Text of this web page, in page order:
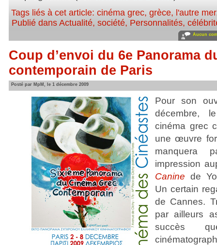
Tags liés à cet article: cinéma grec, grèce, l'autre mer
Publié dansActualité, société, Personnalités,
Aucun
Coup d’envoi du 6e Panorama
contemporain de Paris
Posté par MpM, le 1 décembre 2009
Pour son
décembre,
cinéma grec
une œuvre
manquera
impression
Canine de
Un certain
de Cannes.
par ailleurs
succès